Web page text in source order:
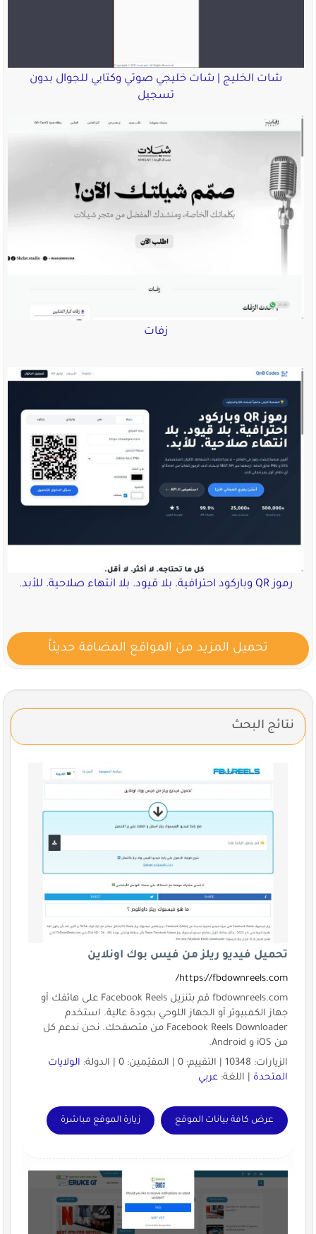
شات الخليج | شات خليجي صوتي وكتابي للجوال بدون
تسجيل
زفات
رموز QR وباركود احترافية. بلا قيود. بلا انتهاء صلاحية. للأبد.
تحميل المزيد من المواقع المضافة حديثاً
نتائج البحث
تحميل فيديو ريلز من فيس بوك اونلاين
https://fbdownreels.com/
fbdownreels.com قم بتنزيل Facebook Reels على هاتفك أو
جهاز الكمبيوتر أو الجهاز اللوحي بجودة عالية. استخدم
Facebook Reels Downloader من متصفحك. نحن ندعم كل
من iOS و Android.
الزيارات: 10348 | التقييم: 0 | المقيّمين: 0 | الدولة:
الولايات
المتحدة| اللغة: عربي
عرض كافة بيانات الموقع زيارة الموقع مباشرة